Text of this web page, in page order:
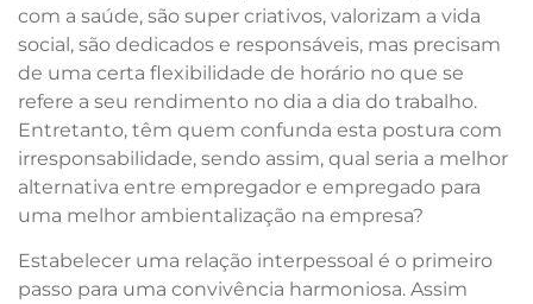
com a saúde, são super criativos, valorizam a vida
social, são dedicados e responsáveis, mas precisam
de uma certa flexibilidade de horário no que se
refere a seu rendimento no dia a dia do trabalho.
Entretanto, têm quem confunda esta postura com
irresponsabilidade, sendo assim, qual seria a melhor
alternativa entre empregador e empregado para
uma melhor ambientalização na empresa?
Estabelecer uma relação interpessoal é o primeiro
passo para uma convivência harmoniosa. Assim